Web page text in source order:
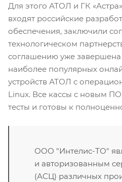
Для этого АТОЛ и ГК
входят российские
обеспечения, заключили
технологическом
соглашению уже завершена
наиболее популярных
устройств АТОЛ с
Linux. Все кассы с новым
тесты и готовы к
ООО "Интелис-ТО"
и авторизованным
(АСЦ) различных